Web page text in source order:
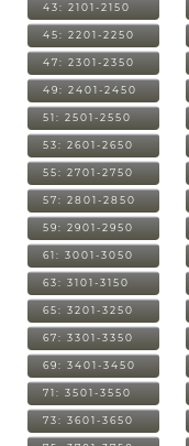
43: 2101-2150
45: 2201-2250
47: 2301-2350
49: 2401-2450
51: 2501-2550
53: 2601-2650
55: 2701-2750
57: 2801-2850
59: 2901-2950
61: 3001-3050
63: 3101-3150
65: 3201-3250
67: 3301-3350
69: 3401-3450
71: 3501-3550
73: 3601-3650